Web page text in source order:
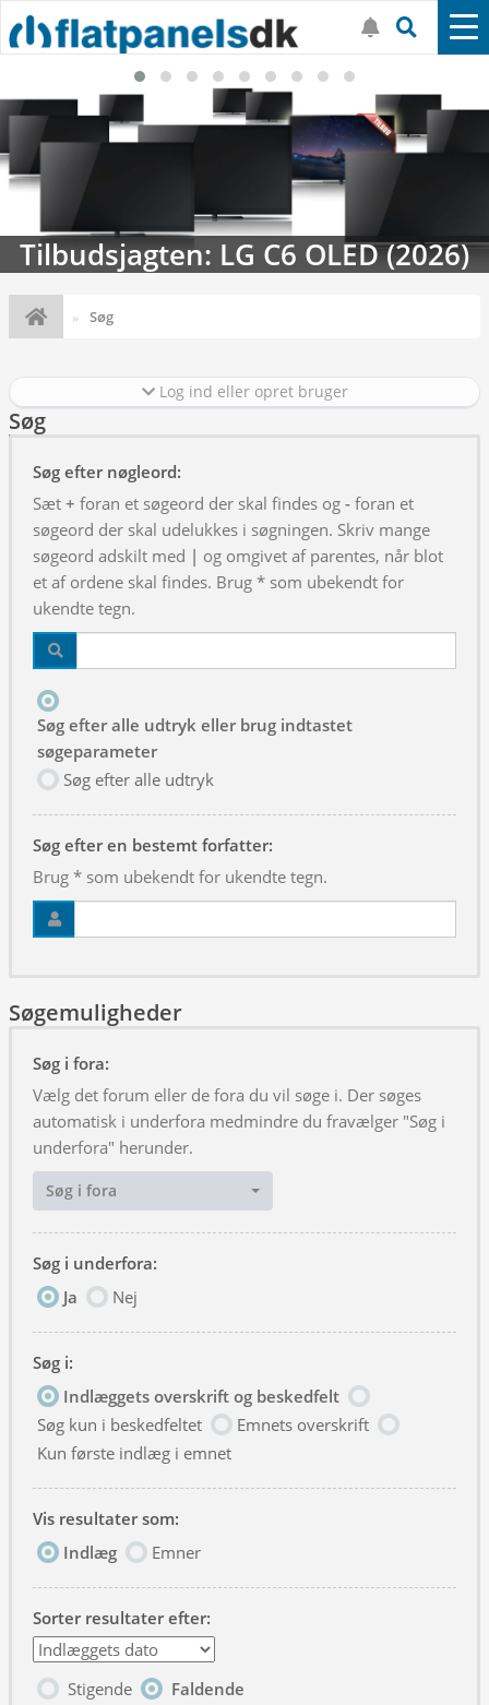
LG C6 OLED (2026)
Søg
Log ind eller opret bruger
Søg
Søg efter nøgleord:
Sæt + foran et søgeord der skal findes og - foran et
søgeord der skal udelukkes i søgningen. Skriv mange
søgeord adskilt med | og omgivet af parentes, når blot
et af ordene skal findes. Brug * som ubekendt for
ukendte tegn.
Søg efter alle udtryk eller brug indtastet
søgeparameter
Søg efter alle udtryk
Søg efter en bestemt forfatter:
Brug * som ubekendt for ukendte tegn.
Søgemuligheder
Søg i fora:
Vælg det forum eller de fora du vil søge i. Der søges
automatisk i underfora medmindre du fravælger "Søg i
underfora" herunder.
Søg i fora
Søg i underfora:
Ja
Nej
Søg i:
Indlæggets overskrift og beskedfelt
Søg kun i beskedfeltet
Emnets overskrift
Kun første indlæg i emnet
Vis resultater som:
Indlæg
Emner
Sorter resultater efter:
Stigende Faldende